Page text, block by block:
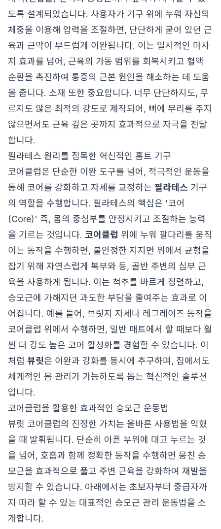
도록 설계되었습니다. 사용자가 기구 위에 누워 자신의
체중을 이용해 압력을 조절하면, 단단하게 굳어 있던 근
육과 근막이 부드럽게 이완됩니다. 이는 일시적인 마사
지 효과를 넘어, 근육의 가동 범위를 회복시키고 혈액
순환을 촉진하여 통증의 근본 원인을 해소하는 데 도움
을 줍니다. 소재 또한 중요합니다. 너무 단단하지도, 무
르지도 않은 최적의 강도로 제작되어, 뼈에 무리를 주지
않으면서도 근육 깊은 곳까지 효과적으로 자극을 전달
합니다.
필라테스 원리를 접목한 혁신적인 홈트 기구
코어클럽은 단순한 이완 도구를 넘어, 적극적인 운동을
통해 코어를 강화하고 자세를 교정하는 필라테스 기구
의 역할을 수행합니다. 필라테스의 핵심은 '코어
(Core)' 즉, 몸의 중심부를 안정시키고 조절하는 능력
을 기르는 것입니다. 코어클럽 위에 누워 팔다리를 움직
이는 동작을 수행하면, 불안정한 지지면 위에서 균형을
잡기 위해 자연스럽게 복부와 등, 골반 주변의 심부 근
육을 사용하게 됩니다. 이는 척추를 바르게 정렬하고,
승모근에 가해지던 과도한 부담을 줄여주는 효과로 이
어집니다. 예를 들어, 브릿지 자세나 레그레이즈 동작을
코어클럽 위에서 수행하면, 일반 매트에서 할 때보다 훨
씬 더 강도 높은 코어 활성화를 경험할 수 있습니다. 이
처럼 뷰릿은 이완과 강화를 동시에 추구하며, 집에서도
체계적인 몸 관리가 가능하도록 돕는 혁신적인 솔루션
입니다.
코어클럽을 활용한 효과적인 승모근 운동법
뷰릿 코어클럽의 진정한 가치는 올바른 사용법을 익혔
을 때 발휘됩니다. 단순히 아픈 부위에 대고 누르는 것
을 넘어, 호흡과 함께 정확한 동작을 수행하면 뭉친 승
모근을 효과적으로 풀고 주변 근육을 강화하여 재발을
방지할 수 있습니다. 아래에서는 초보자부터 중급자까
지 따라 할 수 있는 대표적인 승모근 관리 운동법을 소
개합니다.